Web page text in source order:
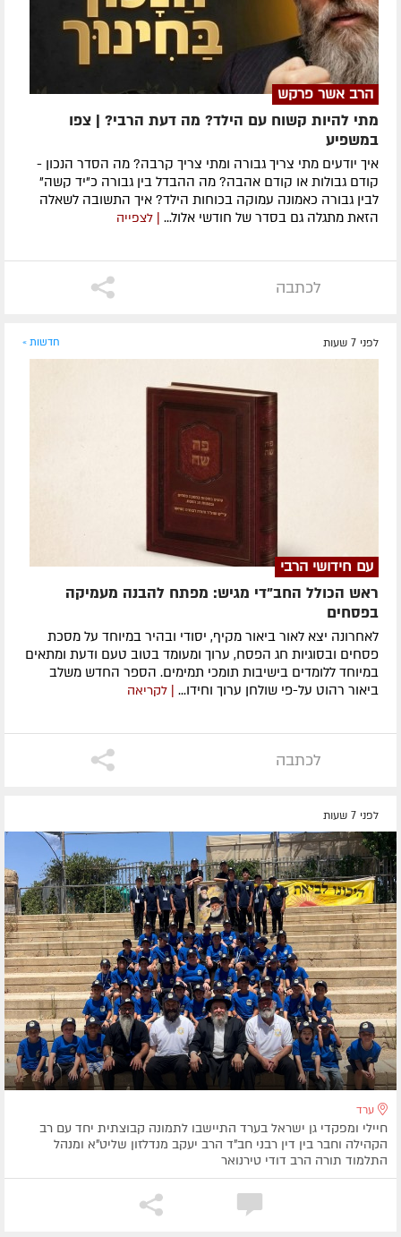
הרב אשר פרקש
מתי להיות קשוח עם הילד? מה דעת הרבי? | צפו
במשפיע
איך יודעים מתי צריך גבורה ומתי צריך קרבה? מה הסדר הנכון -
קודם גבולות או קודם אהבה? מה ההבדל בין גבורה כ"יד קשה"
לבין גבורה כאמונה עמוקה בכוחות הילד? איך התשובה לשאלה
הזאת מתגלה גם בסדר של חודשי אלול... | לצפייה
לכתבה
לפני 7 שעות חדשות »
עם חידושי הרבי
ראש הכולל החב"די מגיש: מפתח להבנה מעמיקה
בפסחים
לאחרונה ​יצא לאור ביאור מקיף, יסודי ובהיר במיוחד על מסכת
פסחים ובסוגיות חג הפסח, ערוך ומעומד בטוב טעם ודעת ומתאים
במיוחד ללומדים בישיבות תומכי תמימים. ​הספר החדש משלב
ביאור רהוט על-פי שולחן ערוך וחידו...
| לקריאה
לכתבה
לפני 7 שעות
ערד
חיילי ומפקדי גן ישראל בערד התיישבו לתמונה קבוצתית יחד עם רב
הקהילה וחבר בין דין רבני חב"ד הרב יעקב מנדלזון שליט"א ומנהל
התלמוד תורה הרב דודי טירנואר